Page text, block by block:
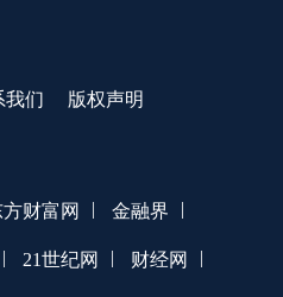
我们 版权声明
方财富网 金融界
21世纪网 财经网